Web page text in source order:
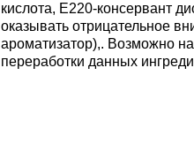
кислота, Е220-консервант
оказывать отрицательное
ароматизатор),. Возможно
переработки данных